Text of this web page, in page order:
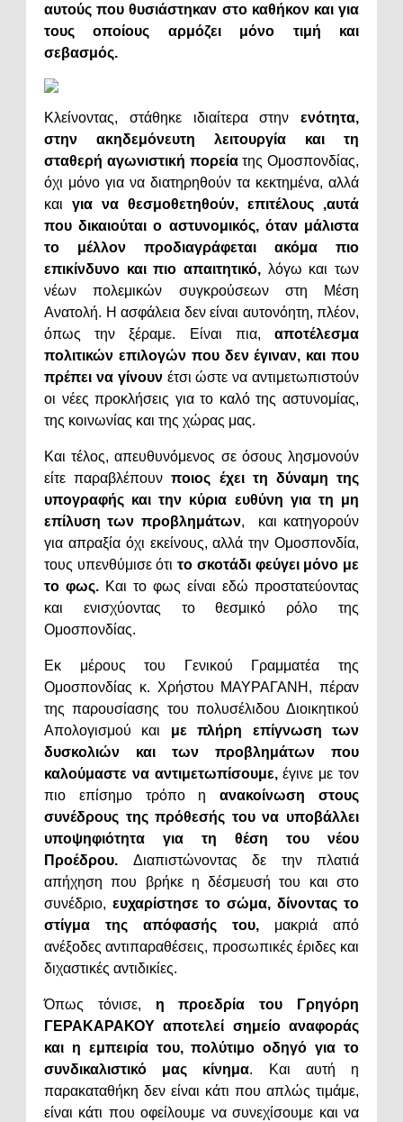
αυτούς που θυσιάστηκαν στο καθήκον και για
τους οποίους αρμόζει μόνο τιμή και
σεβασμός.
Κλείνοντας, στάθηκε ιδιαίτερα στην ενότητα,
στην ακηδεμόνευτη λειτουργία και τη
σταθερή αγωνιστική πορείατης Ομοσπονδίας,
όχι μόνο για να διατηρηθούν τα κεκτημένα, αλλά
και για να θεσμοθετηθούν, επιτέλους ,αυτά
που δικαιούται ο αστυνομικός, όταν μάλιστα
το μέλλον προδιαγράφεται ακόμα πιο
επικίνδυνο και πιο απαιτητικό, λόγω και των
νέων πολεμικών συγκρούσεων στη Μέση
Ανατολή. Η ασφάλεια δεν είναι αυτονόητη, πλέον,
όπως την ξέραμε. Είναι πια, αποτέλεσμα
πολιτικών επιλογών που δεν έγιναν, και που
πρέπει να γίνουνέτσι ώστε να αντιμετωπιστούν
οι νέες προκλήσεις για το καλό της αστυνομίας,
της κοινωνίας και της χώρας μας.
Και τέλος, απευθυνόμενος σε όσους λησμονούν
είτε παραβλέπουνποιος έχει τη δύναμη της
υπογραφής και την κύρια ευθύνη για τη μη
επίλυση των προβλημάτων, και κατηγορούν
για απραξία όχι εκείνους, αλλά την Ομοσπονδία,
τους υπενθύμισε ότιτο σκοτάδι φεύγει μόνο με
το φως. Και το φως είναι εδώ προστατεύοντας
και ενισχύοντας το θεσμικό ρόλο της
Ομοσπονδίας.
Εκ μέρους του Γενικού Γραμματέα της
Ομοσπονδίας κ. Χρήστου ΜΑΥΡΑΓΑΝΗ, πέραν
της παρουσίασης του πολυσέλιδου Διοικητικού
Απολογισμού και με πλήρη επίγνωση των
δυσκολιών και των προβλημάτων που
καλούμαστε να αντιμετωπίσουμε,έγινε με τον
πιο επίσημο τρόπο ηανακοίνωση στους
συνέδρους της πρόθεσής του να υποβάλλει
υποψηφιότητα για τη θέση του νέου
Προέδρου. Διαπιστώνοντας δε την πλατιά
απήχηση που βρήκε η δέσμευσή του και στο
συνέδριο, ευχαρίστησε το σώμα, δίνοντας το
στίγμα της απόφασής του, μακριά από
ανέξοδες αντιπαραθέσεις, προσωπικές έριδες και
διχαστικές αντιδικίες.
Όπως τόνισε, η προεδρία του Γρηγόρη
ΓΕΡΑΚΑΡΑΚΟΥ αποτελεί σημείο αναφοράς
και η εμπειρία του, πολύτιμο οδηγό για το
συνδικαλιστικό μας κίνημα. Και αυτή η
παρακαταθήκη δεν είναι κάτι που απλώς τιμάμε,
είναι κάτι που οφείλουμε να συνεχίσουμε και να